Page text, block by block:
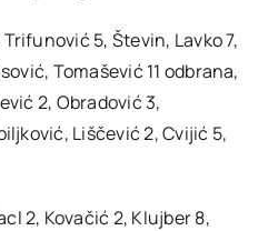
5, Števin, Lavko 7,
Tomašević 11 odbrana,
2, Obradović 3,
Liščević 2, Cvijić 5,
2, Kovačić 2, Klujber 8,